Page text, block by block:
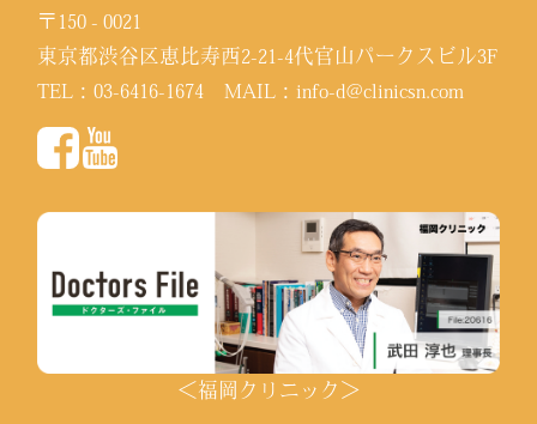
〒150 - 0021
東京都渋谷区恵比寿西2-21-4代官山パークスビル3F
TEL：03-6416-1674 MAIL：info-d@clinicsn.com
＜福岡クリニック＞